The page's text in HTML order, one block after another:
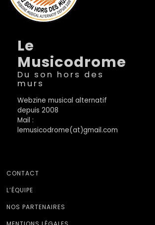
Le
Musicodrome
Du son hors des
murs
Webzine musical alternatif
depuis 2008
Mail :
lemusicodrome(at)gmail.com
CONTACT
L’ÉQUIPE
NOS PARTENAIRES